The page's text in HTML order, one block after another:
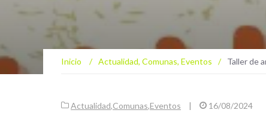
Inicio / Actualidad, Comunas, Eventos / Taller de
Actualidad,Comunas,Eventos | 16/08/2024